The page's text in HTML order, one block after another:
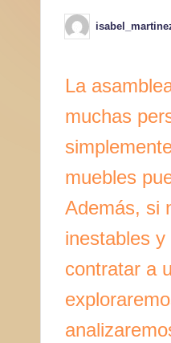
Publicado
por
La
muchas
muebles
Además, si
inestables
contratar a